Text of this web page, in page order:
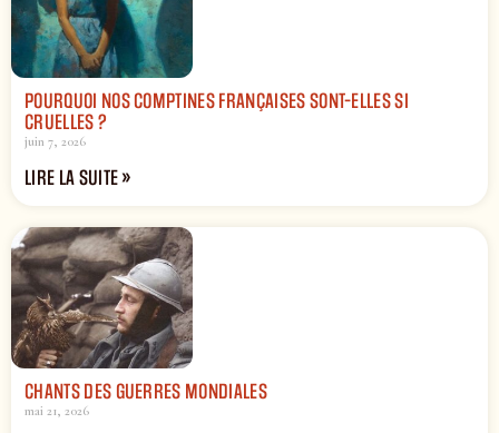
POURQUOI NOS COMPTINES FRANÇAISES SONT-ELLES SI
CRUELLES ?
juin 7, 2026
LIRE LA SUITE »
CHANTS DES GUERRES MONDIALES
mai 21, 2026